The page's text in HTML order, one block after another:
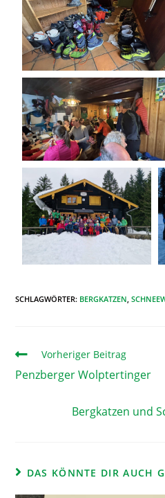
SCHLAGWÖRTER: BERGKATZEN,
Vorheriger Beitrag
Penzberger Wolptertinger
Bergkatzen und
DAS KÖNNTE DIR AUCH